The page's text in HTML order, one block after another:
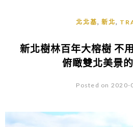
北北基,新北,
新北樹林百年大榕樹 不
俯瞰雙北美景
Posted on 2020-